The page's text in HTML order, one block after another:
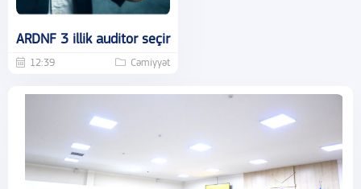
ARDNF 3 illik auditor seçir
12:39 Cəmiyyət